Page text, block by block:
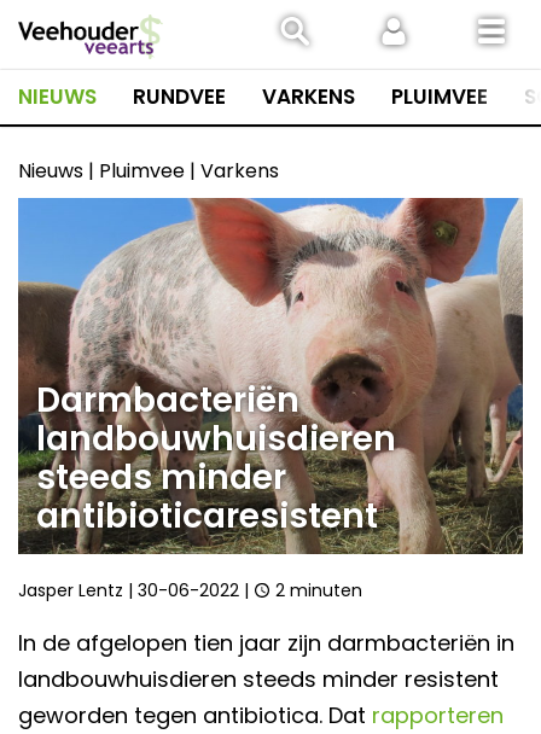
naar
inhoud
NIEUWS RUNDVEE VARKENS PLUIMVEE
Nieuws | Pluimvee | Varkens
Darmbacteriën
landbouwhuisdieren
steeds minder
antibioticaresistent
Jasper Lentz | 30-06-2022 | 2 minuten
In de afgelopen tien jaar zijn darmbacteriën in
landbouwhuisdieren steeds minder resistent
geworden tegen antibiotica. Dat rapporteren